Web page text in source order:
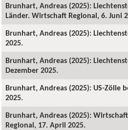
Brunhart, Andreas (2025):
Länder. Wirtschaft Regional, 6. Juni
Brunhart, Andreas (2025):
2025.
Brunhart, Andreas (2025):
Dezember 2025.
Brunhart, Andreas (2025): US-Zölle
2025.
Brunhart, Andreas (2025):
Regional, 17. April 2025.